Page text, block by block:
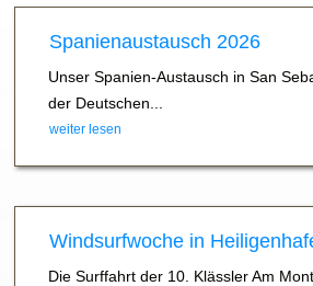
Spanienaustausch 2026
Unser Spanien-Austausch in San
der Deutschen...
weiter lesen
Windsurfwoche in
Die Surffahrt der 10. Klässler Am